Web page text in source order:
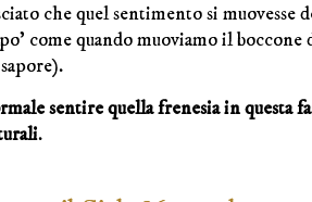
che quel sentimento si muovesse
come quando muoviamo il
sentire quella frenesia in questa
.